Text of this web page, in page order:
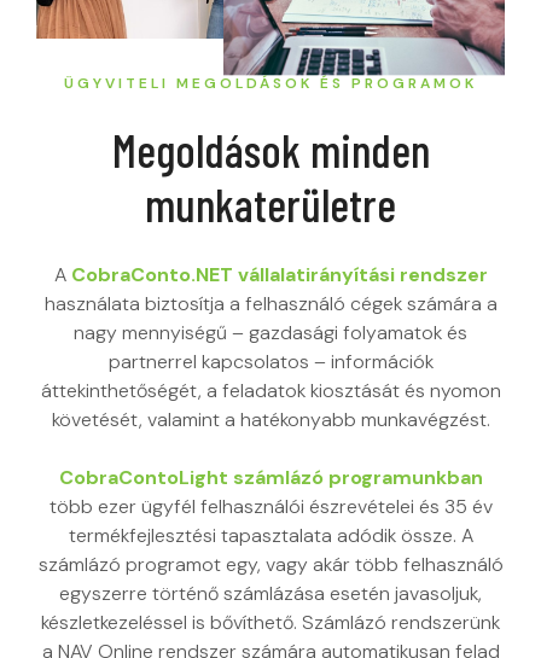
ÜGYVITELI MEGOLDÁSOK ÉS PROGRAMOK
Megoldások minden
munkaterületre
A CobraConto.NET vállalatirányítási rendszer
használata biztosítja a felhasználó cégek számára a
nagy mennyiségű – gazdasági folyamatok és
partnerrel kapcsolatos – információk
áttekinthetőségét, a feladatok kiosztását és nyomon
követését, valamint a hatékonyabb munkavégzést.
CobraContoLight számlázó programunkban
több ezer ügyfél felhasználói észrevételei és 35 év
termékfejlesztési tapasztalata adódik össze. A
számlázó programot egy, vagy akár több felhasználó
egyszerre történő számlázása esetén javasoljuk,
készletkezeléssel is bővíthető. Számlázó rendszerünk
a NAV Online rendszer számára automatikusan felad